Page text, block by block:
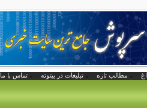
مطالب تازه تبلیغات در بیتوته تماس با ما